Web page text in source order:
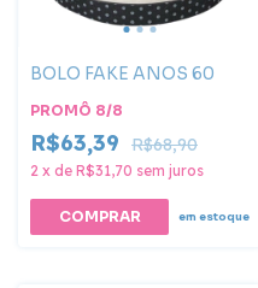
BOLO FAKE ANOS 60
PROMÔ 8/8
R$63,39 R$68,90
2 x de R$31,70 sem juros
em estoque